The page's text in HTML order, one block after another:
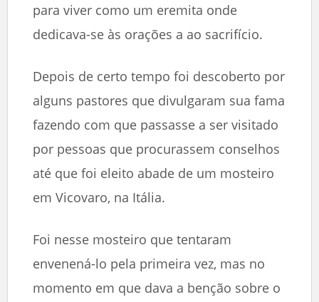
para viver como um eremita onde
dedicava-se às orações a ao sacrifício.
Depois de certo tempo foi descoberto por
alguns pastores que divulgaram sua fama
fazendo com que passasse a ser visitado
por pessoas que procurassem conselhos
até que foi eleito abade de um mosteiro
em Vicovaro, na Itália.
Foi nesse mosteiro que tentaram
envenená-lo pela primeira vez, mas no
momento em que dava a benção sobre o